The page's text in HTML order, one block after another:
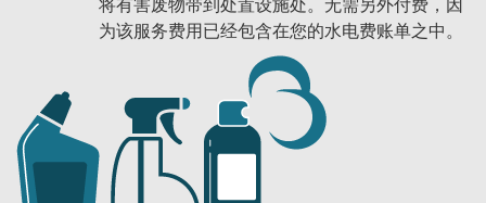
将有害废物带到处置设施处。无需另外付费，因
为该服务费用已经包含在您的水电费账单之中。